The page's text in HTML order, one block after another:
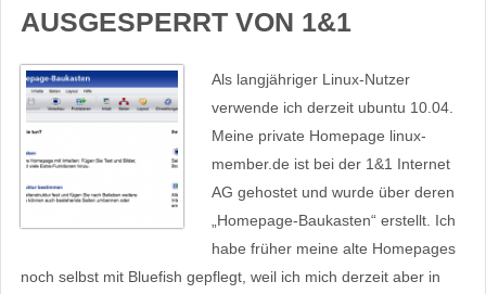
AUSGESPERRT VON 1&1
Als langjähriger Linux-Nutzer
verwende ich derzeit ubuntu 10.04.
Meine private Homepage linux-
member.de ist bei der 1&1 Internet
AG gehostet und wurde über deren
„Homepage-Baukasten“ erstellt. Ich
habe früher meine alte Homepages
noch selbst mit Bluefish gepflegt, weil ich mich derzeit aber in